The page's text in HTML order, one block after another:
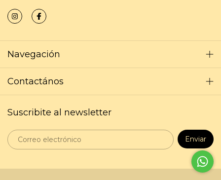
Navegación
Contactános
Suscribite al newsletter